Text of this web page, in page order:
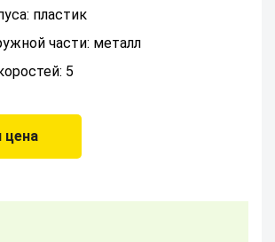
пластик
части: металл
5
цена